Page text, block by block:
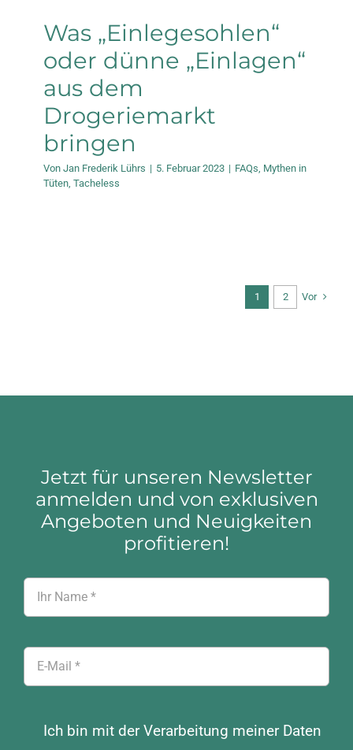
Was „Einlegesohlen“
oder dünne „Einlagen“
aus dem
Drogeriemarkt
bringen
Von Jan Frederik Lührs | 5. Februar 2023 | FAQs Mythen in
Tüten Tacheless
1 2 Vor
Jetzt für unseren Newsletter
anmelden und von exklusiven
Angeboten und Neuigkeiten
profitieren!
Ich bin mit der Verarbeitung meiner Daten